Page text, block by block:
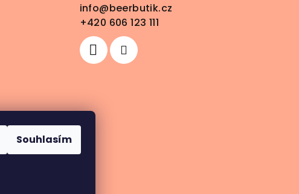
Souhlasím
info@beerbutik.cz
+420 606 123 111